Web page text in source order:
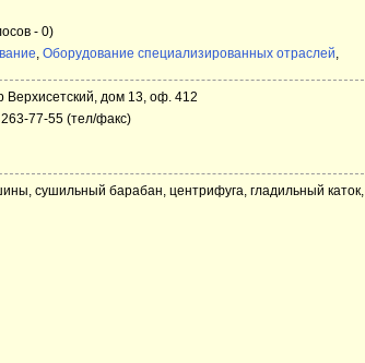
- 0)
, Оборудование специализированных отраслей,
Верхисетский, дом 13, оф. 412
77-55 (тел/факс)
сушильный барабан, центрифуга, гладильный каток,